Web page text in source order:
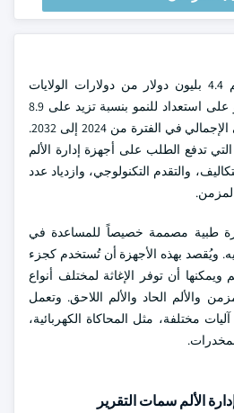
وبلغ حجم سوق إدارة الألم 4.4 بليون دولار من دولارات الولايات
المتحدة في عام 2023، وهو على استعداد للنمو بنسبة تزيد على 8.9
في المائة من الناتج المحلي الإجمالي في الفترة من 2024 إلى 2032.
تدفع الطلب على أجهزة إدارة الألم
والتقدم التكنولوجي، وازدياد عدد
طبية مصممة خصيصاً للمساعدة في
ويُقصد بهذه الأجهزة أن تُستخدم كجزء
أن توفر الإغاثة لمختلف أنواع
والألم الحاد والألم اللاحق. وتعمل
مختلفة، مثل المحاكاة الكهربائية،
الألم سمات التقرير